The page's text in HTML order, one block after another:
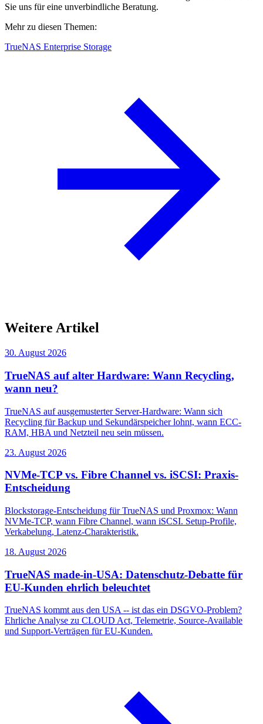
Sie uns für eine unverbindliche Beratung.
Mehr zu diesen Themen:
TrueNAS Enterprise Storage
Weitere Artikel
30. August 2026
TrueNAS auf alter Hardware: Wann Recycling,
wann neu?
TrueNAS auf ausgemusterter Server-Hardware: Wann sich
Recycling für Backup und Sekundärspeicher lohnt, wann ECC-
RAM, HBA und Netzteil neu sein müssen.
23. August 2026
NVMe-TCP vs. Fibre Channel vs. iSCSI: Praxis-
Entscheidung
Blockstorage-Entscheidung für TrueNAS und Proxmox: Wann
NVMe-TCP, wann Fibre Channel, wann iSCSI. Setup-Profile,
Verkabelung, Latenz-Charakteristik.
18. August 2026
TrueNAS made-in-USA: Datenschutz-Debatte für
EU-Kunden ehrlich beleuchtet
TrueNAS kommt aus den USA -- ist das ein DSGVO-Problem?
Ehrliche Analyse zu CLOUD Act, Telemetrie, Source-Available
und Support-Verträgen für EU-Kunden.